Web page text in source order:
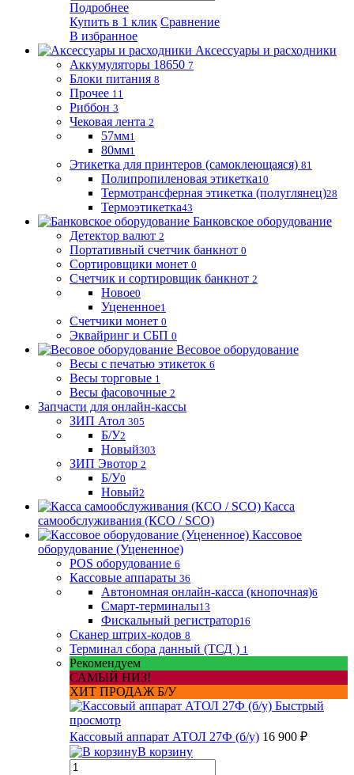
Подробнее
Купить в 1 клик Сравнение
В избранное
Аксессуары и расходники
Аккумуляторы 18650 7
Блоки питания 8
Прочее 11
Риббон 3
Чековая лента 2
57мм1
80мм1
Этикетка для принтеров (самоклеющаяся) 81
Полипропиленовая этикетка10
Термотрансферная этикетка (полуглянец)28
Термоэтикетка43
Банковское оборудование
Детектор валют 2
Портативный счетчик банкнот 0
Сортировщики монет 0
Счетчик и сортировщик банкнот 2
Новое0
Уцененное1
Счетчики монет 0
Эквайринг и СБП 0
Весовое оборудование
Весы с печатью этикеток 6
Весы торговые 1
Весы фасовочные 2
Запчасти для онлайн-кассы
ЗИП Атол 305
Б/У2
Новый303
ЗИП Эвотор 2
Б/У0
Новый2
Касса
самообслуживания (КСО / SCO)
Кассовое
оборудование (Уцененное)
POS оборудование 6
Кассовые аппараты 36
Автономная онлайн-касса (кнопочная)6
Смарт-терминалы13
Фискальный регистратор16
Сканер штрих-кодов 8
Терминал сбора данный (ТСД ) 1
Рекомендуем
САМЫЙ НИЗ!
ХИТ ПРОДАЖ Б/У
Быстрый
просмотр
Кассовый аппарат АТОЛ 27Ф (б/у) 16 900 ₽
В корзину